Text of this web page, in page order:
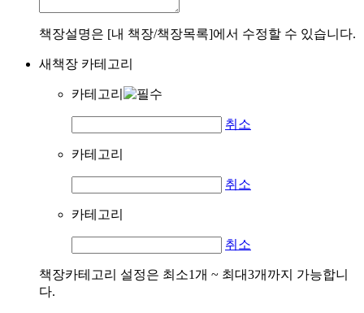
책장설명은 [내 책장/책장목록]에서 수정할 수 있습니다.
새책장 카테고리
카테고리
취소
카테고리
취소
카테고리
취소
책장카테고리 설정은 최소1개 ~ 최대3개까지 가능합니
다.